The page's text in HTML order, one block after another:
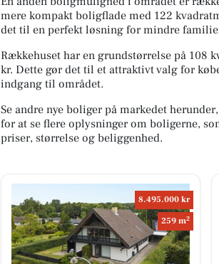
mere kompakt boligflade med 122
det til en perfekt løsning for mindre
Rækkehuset har en grundstørrelse på 108
kr. Dette gør det til et attraktivt valg for
indgang til området.
Se andre nye boliger på markedet
for at se flere oplysninger om boligerne,
priser, størrelse og beliggenhed.
8.495.000 kr
259 m2